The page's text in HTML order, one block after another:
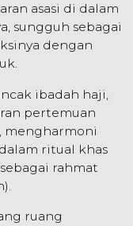
asasi di dalam
sungguh sebagai
dengan
ibadah haji,
pertemuan
mengharmoni
ritual khas
rahmat
ruang